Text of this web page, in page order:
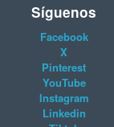
Síguenos
Facebook
X
Pinterest
YouTube
Instagram
Linkedin